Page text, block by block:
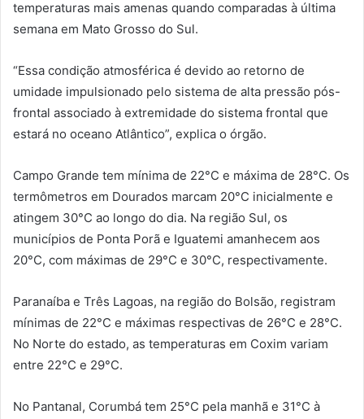
temperaturas mais amenas quando comparadas à última
semana em Mato Grosso do Sul.
“Essa condição atmosférica é devido ao retorno de
umidade impulsionado pelo sistema de alta pressão pós-
frontal associado à extremidade do sistema frontal que
estará no oceano Atlântico”, explica o órgão.
Campo Grande tem mínima de 22°C e máxima de 28°C. Os
termômetros em Dourados marcam 20°C inicialmente e
atingem 30°C ao longo do dia. Na região Sul, os
municípios de Ponta Porã e Iguatemi amanhecem aos
20°C, com máximas de 29°C e 30°C, respectivamente.
Paranaíba e Três Lagoas, na região do Bolsão, registram
mínimas de 22°C e máximas respectivas de 26°C e 28°C.
No Norte do estado, as temperaturas em Coxim variam
entre 22°C e 29°C.
No Pantanal, Corumbá tem 25°C pela manhã e 31°C à